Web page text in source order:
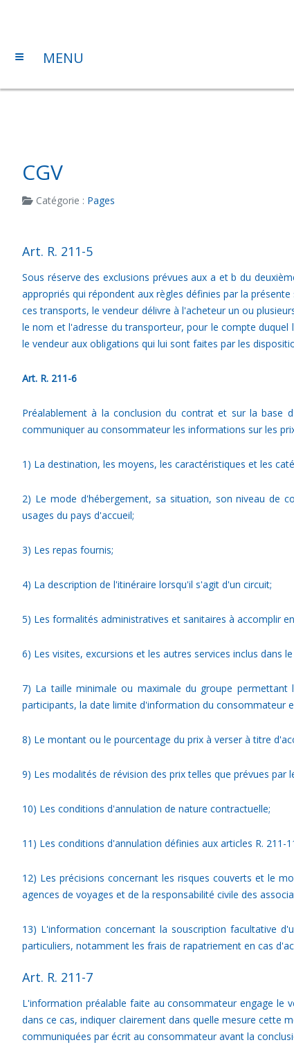
MENU
≡
CGV
Catégorie : Pages
Art. R. 211-5
Sous réserve des exclusions prévues aux a et b du
appropriés qui répondent aux règles définies par la
ces transports, le vendeur délivre à l'acheteur un ou
le nom et l'adresse du transporteur, pour le compte
le vendeur aux obligations qui lui sont faites par les
Art. R. 211-6
Préalablement à la conclusion du contrat et sur la base
communiquer au consommateur les informations sur les
1) La destination, les moyens, les caractéristiques et les
2) Le mode d'hébergement, sa situation, son niveau de
usages du pays d'accueil;
3) Les repas fournis;
4) La description de l'itinéraire lorsqu'il s'agit d'un circuit;
5) Les formalités administratives et sanitaires à accomplir
6) Les visites, excursions et les autres services inclus dans
7) La taille minimale ou maximale du groupe
participants, la date limite d'information du consommateur
8) Le montant ou le pourcentage du prix à verser à titre
9) Les modalités de révision des prix telles que prévues par
10) Les conditions d'annulation de nature contractuelle;
11) Les conditions d'annulation définies aux articles R. 211-
12) Les précisions concernant les risques couverts et le
agences de voyages et de la responsabilité civile des
13) L'information concernant la souscription facultative
particuliers, notamment les frais de rapatriement en cas
Art. R. 211-7
L'information préalable faite au consommateur engage le
dans ce cas, indiquer clairement dans quelle mesure cette
communiquées par écrit au consommateur avant la